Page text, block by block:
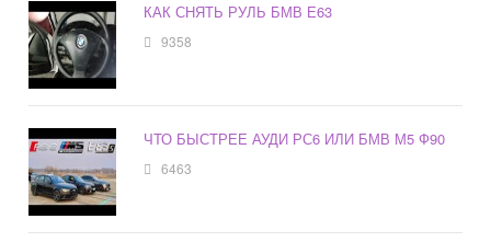
КАК СНЯТЬ РУЛЬ БМВ Е63
9358
ЧТО БЫСТРЕЕ АУДИ РС6 ИЛИ БМВ М5 Ф90
6463